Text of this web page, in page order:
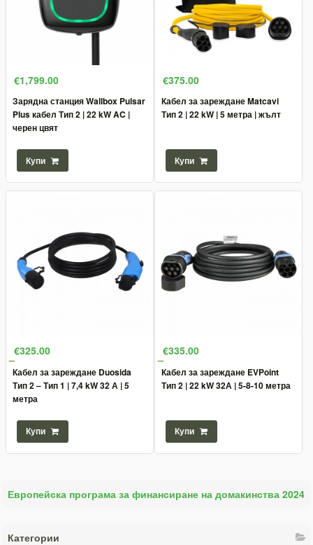
€1,799.00
Зарядна станция Wallbox Pulsar
Plus кабел Тип 2 | 22 kW AC |
черен цвят
Купи
€375.00
Кабел за зареждане Matcavi
Тип 2 | 22 kW | 5 метра | жълт
Купи
€325.00
Кабел за зареждане Duosida
Тип 2 – Тип 1 | 7,4 kW 32 А | 5
метра
Купи
€335.00
Кабел за зареждане EVPoint
Тип 2 | 22 kW 32А | 5-8-10 метра
Купи
Европейска програма за финансиране на домакинства 2024
Категории